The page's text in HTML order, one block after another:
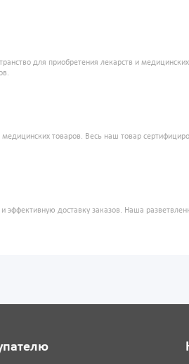
для приобретения лекарств и
товаров. Весь наш товар
доставку заказов. Наша